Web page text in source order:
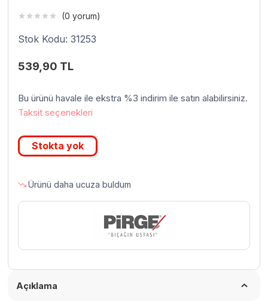
(0 yorum)
Stok Kodu: 31253
539,90 TL
Bu ürünü havale ile ekstra %3 indirim ile satın alabilirsiniz.
Taksit seçenekleri
Stokta yok
Ürünü daha ucuza buldum
Açıklama